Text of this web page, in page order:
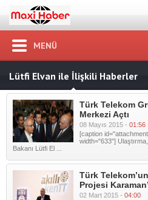
MENÜ
Lütfi Elvan ile İlişkili Haberler
Türk Telekom
Merkezi Açtı
08 Mayıs 2015 - 01:56
[caption
width="633"]
Bakanı Lütfi El ...
Türk
Projesi
02 Mart 2015 - 04:00